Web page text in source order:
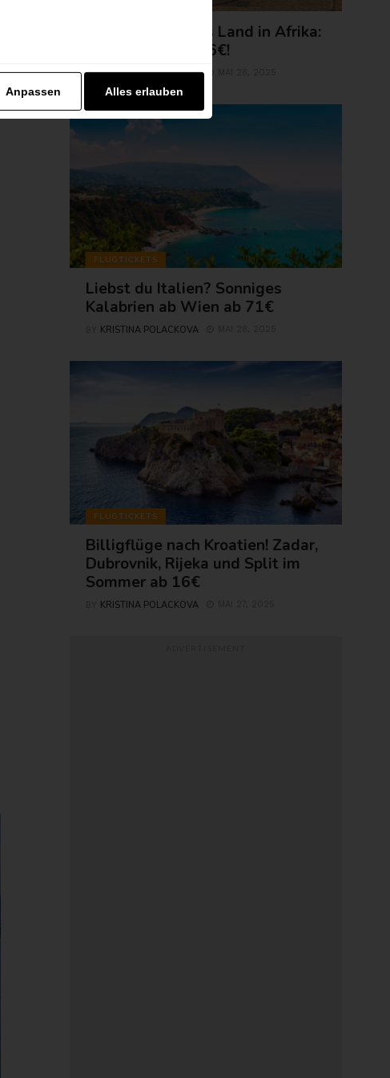
Erlebe exotisches Land in Afrika:
Agadir jetzt ab 56€!
BYKRISTINA POLACKOVA
FLUGTICKETS
Liebst du Italien? Sonniges
Kalabrien ab Wien ab 71€
KRISTINA POLACKOVA
FLUGTICKETS
Billigflüge nach Kroatien! Zadar,
Dubrovnik, Rijeka und Split im
Sommer ab 16€
KRISTINA POLACKOVA
Anpassen Alles erlauben